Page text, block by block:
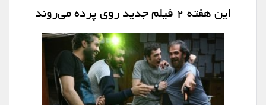
این هفته ۲ فیلم جدید روی پرده می‌روند